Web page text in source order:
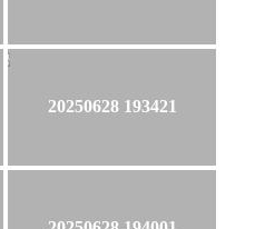
20250628 193421